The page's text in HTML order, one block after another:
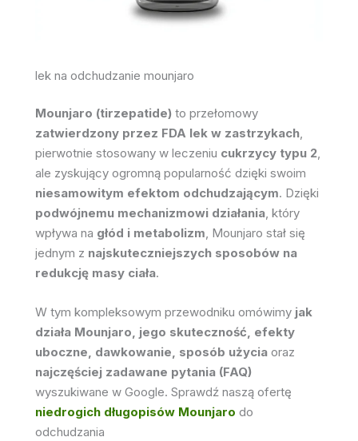
lek na odchudzanie mounjaro
Mounjaro (tirzepatide) to przełomowy
zatwierdzony przez FDA lek w zastrzykach,
pierwotnie stosowany w leczeniu cukrzycy typu 2,
ale zyskujący ogromną popularność dzięki swoim
niesamowitym efektom odchudzającym. Dzięki
podwójnemu mechanizmowi działania, który
wpływa na głód i metabolizm, Mounjaro stał się
jednym z najskuteczniejszych sposobów na
redukcję masy ciała.
W tym kompleksowym przewodniku omówimy jak
działa Mounjaro, jego skuteczność, efekty
uboczne, dawkowanie, sposób użycia oraz
najczęściej zadawane pytania (FAQ)
wyszukiwane w Google. Sprawdź naszą ofertę
niedrogich długopisów Mounjaro do
odchudzania